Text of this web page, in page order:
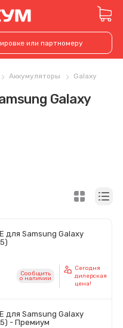
Аккумуляторы
Galaxy
Galaxy
для Samsung Galaxy
Сообщить
o наличии
Сегодня
дилерская
цена!
для Samsung Galaxy
- Премиум